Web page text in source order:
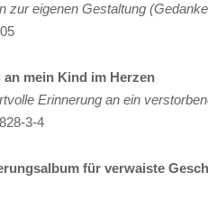
eigenen Gestaltung
mein Kind im Herzen
Erinnerung an ein
3-4
für verwaiste